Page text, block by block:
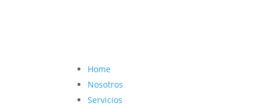
Home
Nosotros
Servicios